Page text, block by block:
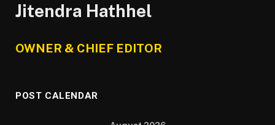
Jitendra Hathhel
OWNER & CHIEF EDITOR
POST CALENDAR